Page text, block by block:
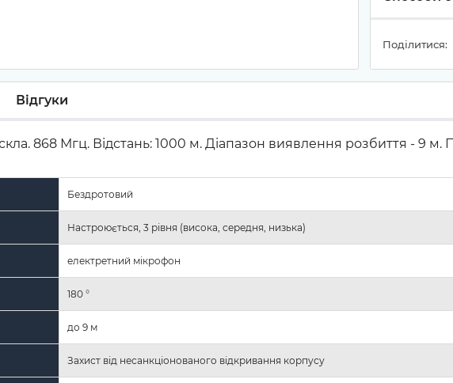
Поділитися:
Відгуки
868 Мгц. Відстань: 1000 м. Діапазон виявлення розбиття - 9 м.
Бездротовий
Настроюється, 3 рівня (висока, середня, низька)
електретний мікрофон
180 °
до 9 м
Захист від несанкціонованого відкривання корпусу